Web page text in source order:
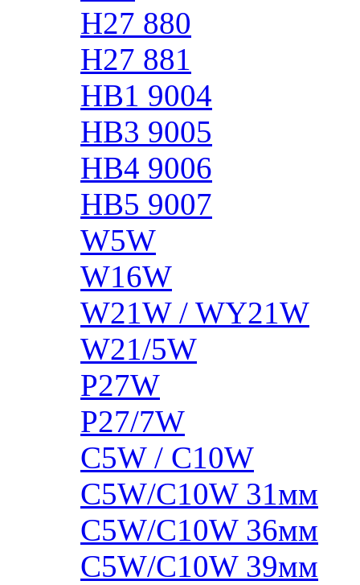
H27 880
H27 881
HB1 9004
HB3 9005
HB4 9006
HB5 9007
W5W
W16W
W21W / WY21W
W21/5W
P27W
P27/7W
C5W / C10W
C5W/C10W 31мм
C5W/C10W 36мм
C5W/C10W 39мм